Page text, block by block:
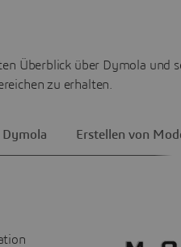
Überblick über Dymola und
zu erhalten.
Dymola Erstellen von